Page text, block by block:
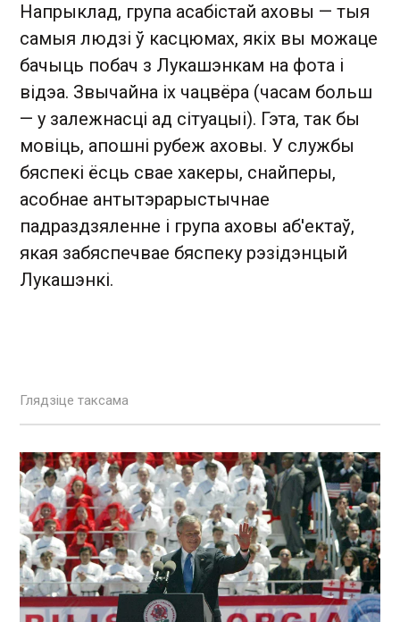
Напрыклад, група асабістай аховы — тыя
самыя людзі ў касцюмах, якіх вы можаце
бачыць побач з Лукашэнкам на фота і
відэа. Звычайна іх чацвёра (часам больш
— у залежнасці ад сітуацыі). Гэта, так бы
мовіць, апошні рубеж аховы. У службы
бяспекі ёсць свае хакеры, снайперы,
асобнае антытэрарыстычнае
падраздзяленне і група аховы аб'ектаў,
якая забяспечвае бяспеку рэзідэнцый
Лукашэнкі.
Глядзіце таксама